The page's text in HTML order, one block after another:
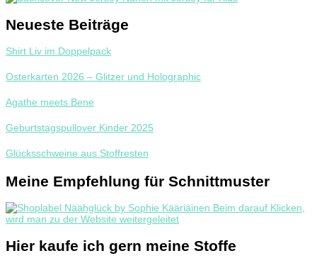
Neueste Beiträge
Shirt Liv im Doppelpack
Osterkarten 2026 – Glitzer und Holographic
Agathe meets Bene
Geburtstagspullover Kinder 2025
Glücksschweine aus Stoffresten
Meine Empfehlung für Schnittmuster
Hier kaufe ich gern meine Stoffe